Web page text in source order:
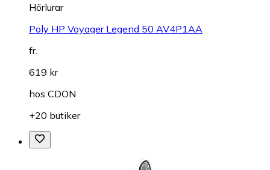
Hörlurar
Poly HP Voyager Legend 50 AV4P1AA
fr.
619 kr
hos CDON
+20 butiker